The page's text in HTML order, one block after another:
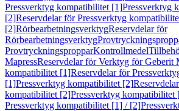
Pressverktyg kompatibilitet [1]Pressverktyg
[2]Reservdelar för Pressverktyg
[2]RörbearbetningsverktygReservdelar för
Rörbearbetningsverktyg
ProvtryckningspropparKontrollmedel
MapressReservdelar för Verktyg för Geberit
kompatibilitet [1]Reservdelar för
[1]Pressverktyg kompatibilitet [2]
kompatibilitet [2]Pressverktyg kompatibilitet
Pressverktyg kompatibilitet [1] / [2]